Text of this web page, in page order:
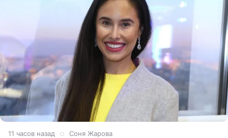
11 часов назад Соня Жарова